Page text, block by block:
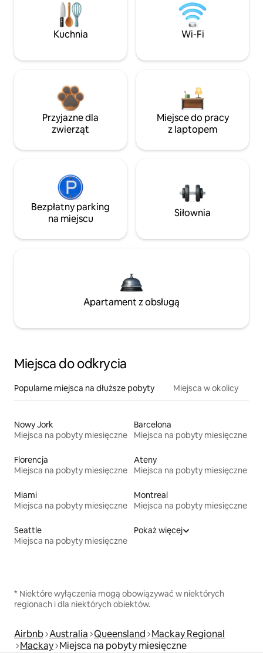
Kuchnia Wi-Fi
Przyjazne dla
zwierząt
Miejsce do pracy
z laptopem
Bezpłatny parking
na miejscu
Siłownia
Apartament z obsługą
Miejsca do odkrycia
Popularne miejsca na dłuższe pobyty Miejsca w okolicy
Nowy Jork
Miejsca na pobyty miesięczne
Barcelona
Miejsca na pobyty miesięczne
Florencja
Miejsca na pobyty miesięczne
Ateny
Miejsca na pobyty miesięczne
Miami
Miejsca na pobyty miesięczne
Montreal
Miejsca na pobyty miesięczne
Seattle
Miejsca na pobyty miesięczne
Pokaż więcej
* Niektóre wyłączenia mogą obowiązywać w niektórych
regionach i dla niektórych obiektów.
Airbnb Australia Queensland Mackay Regional
Mackay Miejsca na pobyty miesięczne